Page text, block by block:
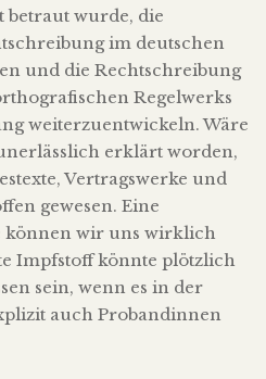
betraut wurde, die
im deutschen
und die Rechtschreibung
Regelwerks
weiterzuentwickeln. Wäre
erklärt worden,
Vertragswerke und
gewesen. Eine
können wir uns wirklich
Impfstoff könnte plötzlich
sein, wenn es in der
auch Probandinnen